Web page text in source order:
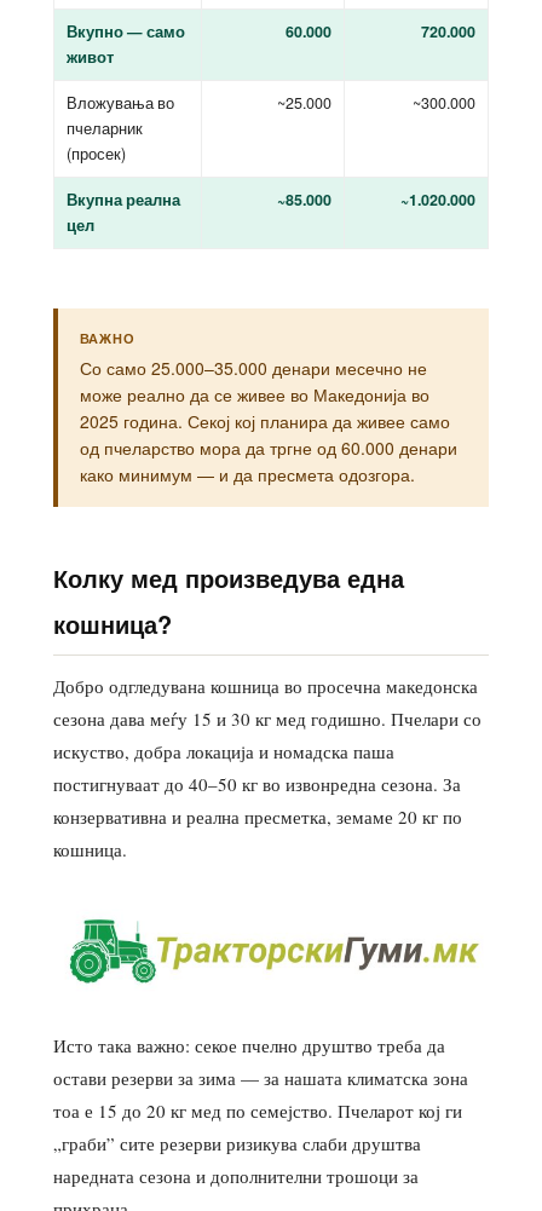
Вкупно — само
живот
60.000 720.000
Вложувања во
пчеларник
(просек)
~25.000 ~300.000
Вкупна реална
цел
~85.000 ~1.020.000
ВАЖНО
Со само 25.000–35.000 денари месечно не
може реално да се живее во Македонија во
2025 година. Секој кој планира да живее само
од пчеларство мора да тргне од 60.000 денари
како минимум — и да пресмета одозгора.
Колку мед произведува една
кошница?
Добро одгледувана кошница во просечна македонска
сезона дава меѓу 15 и 30 кг мед годишно. Пчелари со
искуство, добра локација и номадска паша
постигнуваат до 40–50 кг во извонредна сезона. За
конзервативна и реална пресметка, земаме 20 кг по
кошница.
Исто така важно: секое пчелно друштво треба да
остави резерви за зима — за нашата климатска зона
тоа е 15 до 20 кг мед по семејство. Пчеларот кој ги
„граби” сите резерви ризикува слаби друштва
наредната сезона и дополнителни трошоци за